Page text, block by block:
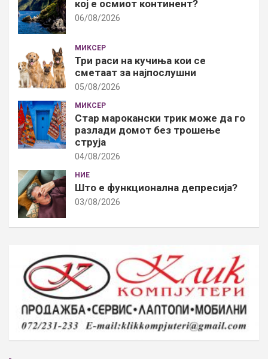
кој е осмиот континент?
06/08/2026
МИКСЕР
Три раси на кучиња кои се
сметаат за најпослушни
05/08/2026
МИКСЕР
Стар марокански трик може да го
разлади домот без трошење
струја
04/08/2026
НИЕ
Што е функционална депресија?
03/08/2026